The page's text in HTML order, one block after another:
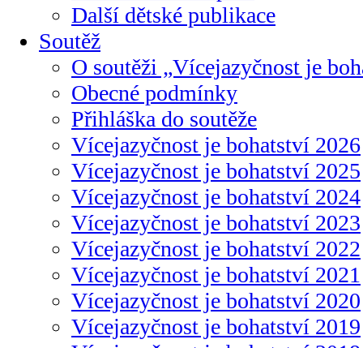
Další dětské publikace
Soutěž
O soutěži „Vícejazyčnost je
Obecné podmínky
Přihláška do soutěže
Vícejazyčnost je bohatství 2026
Vícejazyčnost je bohatství 2025
Vícejazyčnost je bohatství 2024
Vícejazyčnost je bohatství 2023
Vícejazyčnost je bohatství 2022
Vícejazyčnost je bohatství 2021
Vícejazyčnost je bohatství 2020
Vícejazyčnost je bohatství 2019